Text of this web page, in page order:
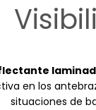
en los
situaciones de